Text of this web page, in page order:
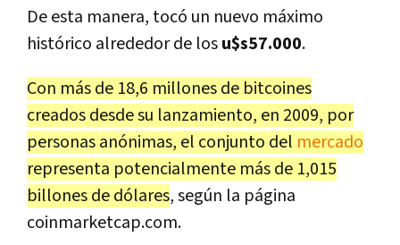
De esta manera, tocó un nuevo máximo
histórico alrededor de losu$s57.000.
Con más de 18,6 millones de bitcoines
creados desde su lanzamiento, en 2009, por
personas anónimas, el conjunto del mercado
representa potencialmente más de 1,015
billones de dólares, según la página
coinmarketcap.com.